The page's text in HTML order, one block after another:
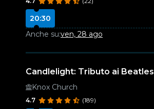
20:30
Anche su:ven, 28 ago
Candlelight: Tributo ai Beatles
Knox Church
4.7 (189)